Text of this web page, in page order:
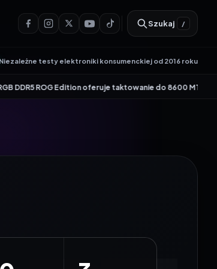
Szukaj /
Niezależne testy elektroniki konsumenckiej od 2016 roku
do 8600 MT/s•Genesis Zircon 880 – nowy